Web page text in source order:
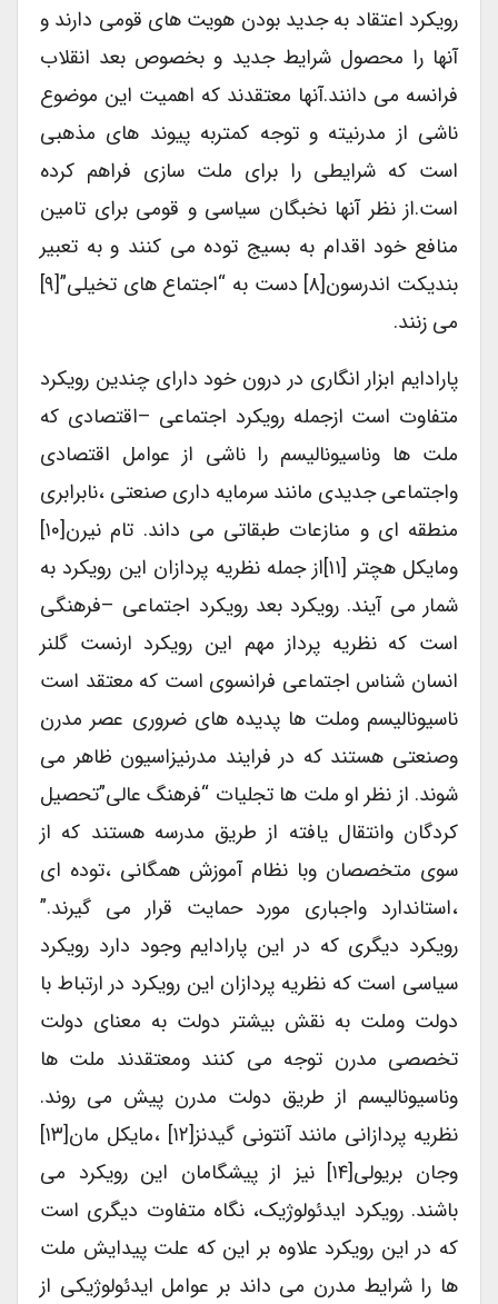
رویکرد اعتقاد به جدید بودن هویت های قومی دارند و
آنها را محصول شرایط جدید و بخصوص بعد انقلاب
فرانسه می دانند.آنها معتقدند که اهمیت این موضوع
ناشی از مدرنیته و توجه کمتربه پیوند های مذهبی
است که شرایطی را برای ملت سازی فراهم کرده
است.از نظر آنها نخبگان سیاسی و قومی برای تامین
منافع خود اقدام به بسیج توده می کنند و به تعبیر
بندیکت اندرسون[۸] دست به “اجتماع های تخیلی”[۹]
می زنند.
پارادایم ابزار انگاری در درون خود دارای چندین رویکرد
متفاوت است ازجمله رویکرد اجتماعی –اقتصادی که
ملت ها وناسیونالیسم را ناشی از عوامل اقتصادی
واجتماعی جدیدی مانند سرمایه داری صنعتی ،نابرابری
منطقه ای و منازعات طبقاتی می داند. تام نیرن[۱۰]
ومایکل هچتر [۱۱]از جمله نظریه پردازان این رویکرد به
شمار می آیند. رویکرد بعد رویکرد اجتماعی –فرهنگی
است که نظریه پرداز مهم این رویکرد ارنست گلنر
انسان شناس اجتماعی فرانسوی است که معتقد است
ناسیونالیسم وملت ها پدیده های ضروری عصر مدرن
وصنعتی هستند که در فرایند مدرنیزاسیون ظاهر می
شوند. از نظر او ملت ها تجلیات “فرهنگ عالی”تحصیل
کردگان وانتقال یافته از طریق مدرسه هستند که از
سوی متخصصان وبا نظام آموزش همگانی ،توده ای
،استاندارد واجباری مورد حمایت قرار می گیرند.”
رویکرد دیگری که در این پارادایم وجود دارد رویکرد
سیاسی است که نظریه پردازان این رویکرد در ارتباط با
دولت وملت به نقش بیشتر دولت به معنای دولت
تخصصی مدرن توجه می کنند ومعتقدند ملت ها
وناسیونالیسم از طریق دولت مدرن پیش می روند.
نظریه پردازانی مانند آنتونی گیدنز[۱۲] ،مایکل مان[۱۳]
وجان بریولی[۱۴] نیز از پیشگامان این رویکرد می
باشند. رویکرد ایدئولوژیک، نگاه متفاوت دیگری است
که در این رویکرد علاوه بر این که علت پیدایش ملت
ها را شرایط مدرن می داند بر عوامل ایدئولوژیکی از